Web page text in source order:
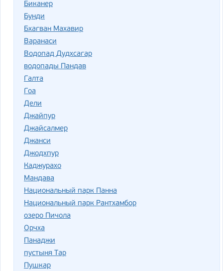
Биканер
Бунди
Бхагван Махавир
Варанаси
Водопад Дудхсагар
водопады Пандав
Галта
Гоа
Дели
Джайпур
Джайсалмер
Джанси
Джодхпур
Каджурахо
Мандава
Национальный парк Панна
Национальный парк Рантхамбор
озеро Пичола
Орчха
Панаджи
пустыня Тар
Пушкар